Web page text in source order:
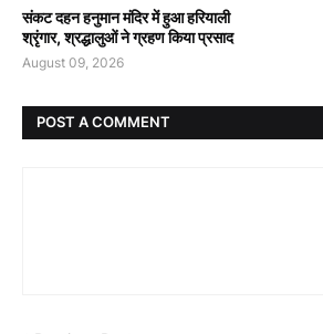
संकट दहन हनुमान मंदिर में हुआ हरियाली
श्रृंगार, श्रद्धालुओं ने ग्रहण किया प्रसाद
August 09, 2026
POST A COMMENT